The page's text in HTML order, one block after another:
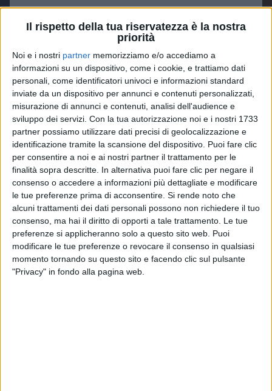
Il rispetto della tua riservatezza è la nostra
priorità
Noi e i nostri partner memorizziamo e/o accediamo a
informazioni su un dispositivo, come i cookie, e trattiamo dati
personali, come identificatori univoci e informazioni standard
inviate da un dispositivo per annunci e contenuti personalizzati,
misurazione di annunci e contenuti, analisi dell'audience e
sviluppo dei servizi. Con la tua autorizzazione noi e i nostri 1733
partner possiamo utilizzare dati precisi di geolocalizzazione e
identificazione tramite la scansione del dispositivo. Puoi fare clic
per consentire a noi e ai nostri partner il trattamento per le
finalità sopra descritte. In alternativa puoi fare clic per negare il
consenso o accedere a informazioni più dettagliate e modificare
le tue preferenze prima di acconsentire. Si rende noto che
alcuni trattamenti dei dati personali possono non richiedere il tuo
consenso, ma hai il diritto di opporti a tale trattamento. Le tue
preferenze si applicheranno solo a questo sito web. Puoi
modificare le tue preferenze o revocare il consenso in qualsiasi
momento tornando su questo sito e facendo clic sul pulsante
"Privacy" in fondo alla pagina web.
Visualizza questo post su Instagram
Un post condiviso da MatiaBazarOfficial (@matiabazarofficial)
Nella nuova versione del brano c'èl'inconfondibile
voce di Antonella Ruggiero, cantante del gruppo
genovese dagli esordi nel 1975 fino al 1989. In quegli
anni, iMatia Bazarsi erano affermati nel panorama
musicale, vincendo anche ilFestival di Sanremo nel
1978con la canzone “...e dirsi ciao”.